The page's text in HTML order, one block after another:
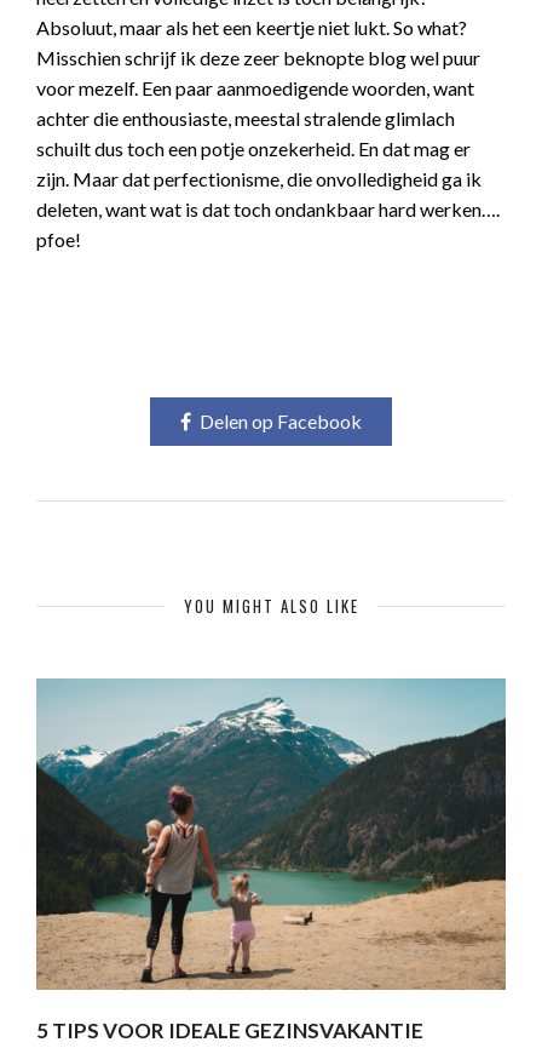
Absoluut, maar als het een keertje niet lukt. So what?
Misschien schrijf ik deze zeer beknopte blog wel puur
voor mezelf. Een paar aanmoedigende woorden, want
achter die enthousiaste, meestal stralende glimlach
schuilt dus toch een potje onzekerheid. En dat mag er
zijn. Maar dat perfectionisme, die onvolledigheid ga ik
deleten, want wat is dat toch ondankbaar hard werken….
pfoe!
Delen op Facebook
YOU MIGHT ALSO LIKE
5 TIPS VOOR IDEALE GEZINSVAKANTIE